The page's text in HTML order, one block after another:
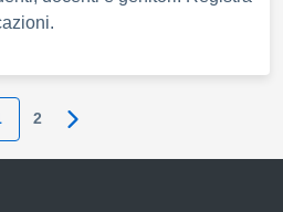
2 Pagina successiva